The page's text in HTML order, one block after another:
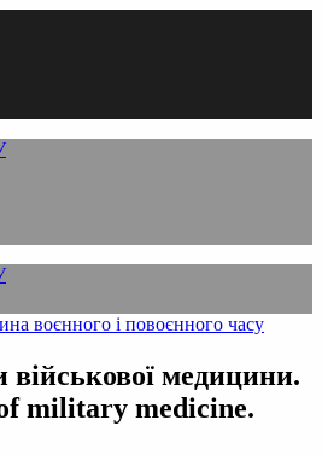
воєнного і повоєнного часу
військової медицини.
military medicine.